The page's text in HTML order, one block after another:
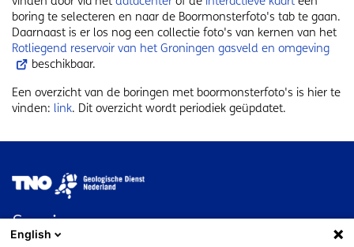
boring te selecteren en naar de Boormonsterfoto's tab te gaan.
Daarnaast is er los nog een collectie foto's van kernen van het
Rotliegend reservoir van het Groningen gasveld en omgeving
beschikbaar.
Een overzicht van de boringen met boormonsterfoto's is hier te
vinden: link. Dit overzicht wordt periodiek geüpdatet.
Afbeelding
Service
English